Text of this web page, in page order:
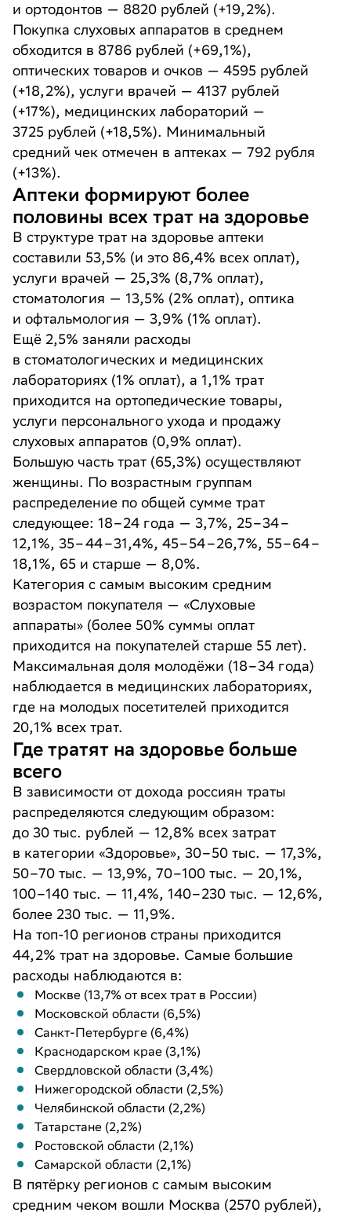
и ортодонтов — 8820 рублей (+19,2%).
Покупка слуховых аппаратов в среднем
обходится в 8786 рублей (+69,1%),
оптических товаров и очков — 4595 рублей
(+18,2%), услуги врачей — 4137 рублей
(+17%), медицинских лабораторий —
3725 рублей (+18,5%). Минимальный
средний чек отмечен в аптеках — 792 рубля
(+13%).
Аптеки формируют более
половины всех трат на здоровье
В структуре трат на здоровье аптеки
составили 53,5% (и это 86,4% всех оплат),
услуги врачей — 25,3% (8,7% оплат),
стоматология — 13,5% (2% оплат), оптика
и офтальмология — 3,9% (1% оплат).
Ещё 2,5% заняли расходы
в стоматологических и медицинских
лабораториях (1% оплат), а 1,1% трат
приходится на ортопедические товары,
услуги персонального ухода и продажу
слуховых аппаратов (0,9% оплат).
Большую часть трат (65,3%) осуществляют
женщины. По возрастным группам
распределение по общей сумме трат
следующее: 18–24 года — 3,7%, 25–34–
12,1%, 35–44–31,4%, 45–54–26,7%, 55–64–
18,1%, 65 и старше — 8,0%.
Категория с самым высоким средним
возрастом покупателя — «Слуховые
аппараты» (более 50% суммы оплат
приходится на покупателей старше 55 лет).
Максимальная доля молодёжи (18–34 года)
наблюдается в медицинских лабораториях,
где на молодых посетителей приходится
20,1% всех трат.
Где тратят на здоровье больше
всего
В зависимости от дохода россиян траты
распределяются следующим образом:
до 30 тыс. рублей — 12,8% всех затрат
в категории «Здоровье», 30–50 тыс. — 17,3%,
50–70 тыс. — 13,9%, 70–100 тыс. — 20,1%,
100–140 тыс. — 11,4%, 140–230 тыс. — 12,6%,
более 230 тыс. — 11,9%.
На топ-10 регионов страны приходится
44,2% трат на здоровье. Самые большие
расходы наблюдаются в:
Москве (13,7% от всех трат в России)
Московской области (6,5%)
Санкт-Петербурге (6,4%)
Краснодарском крае (3,1%)
Свердловской области (3,4%)
Нижегородской области (2,5%)
Челябинской области (2,2%)
Татарстане (2,2%)
Ростовской области (2,1%)
Самарской области (2,1%)
В пятёрку регионов с самым высоким
средним чеком вошли Москва (2570 рублей),